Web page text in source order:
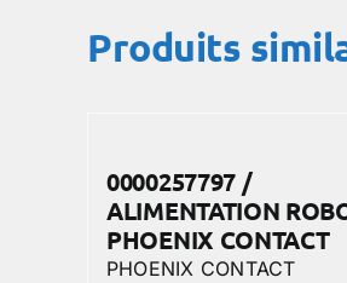
Produits
0000257797 /
ALIMENTATION
PHOENIX CONTACT
PHOENIX CONTACT